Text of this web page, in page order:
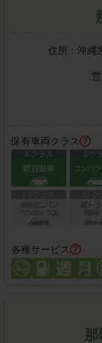
住所：沖縄
保有車両クラス
各種サービス
那